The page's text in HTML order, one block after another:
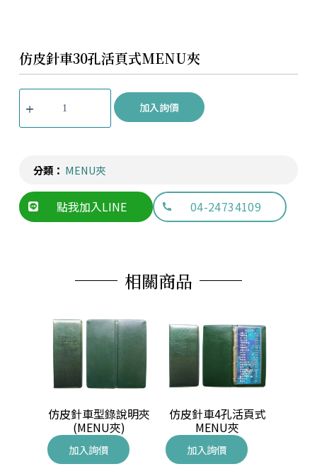
仿皮針車30孔活頁式MENU夾
加入詢價
分類： MENU夾
點我加入LINE 04-24734109
相關商品
仿皮針車型錄說明夾
(MENU夾)
加入詢價
仿皮針車4孔活頁式
MENU夾
加入詢價